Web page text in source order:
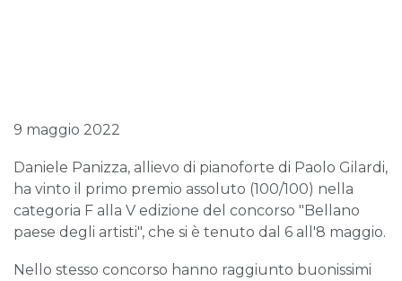
9 maggio 2022
Daniele Panizza, allievo di pianoforte di Paolo Gilardi,
ha vinto il primo premio assoluto (100/100) nella
categoria F alla V edizione del concorso "Bellano
paese degli artisti", che si è tenuto dal 6 all'8 maggio.
Nello stesso concorso hanno raggiunto buonissimi